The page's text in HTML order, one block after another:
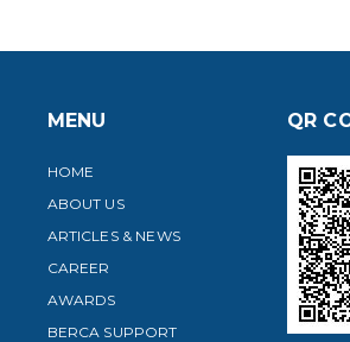
MENU
HOME
ABOUT US
ARTICLES & NEWS
CAREER
AWARDS
BERCA SUPPORT
QR